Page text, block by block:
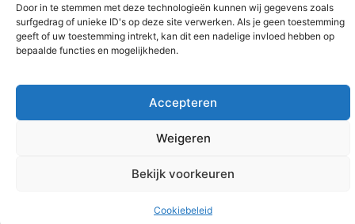
Door in te stemmen met deze technologieën kunnen wij gegevens zoals
surfgedrag of unieke ID's op deze site verwerken. Als je geen toestemming
geeft of uw toestemming intrekt, kan dit een nadelige invloed hebben op
bepaalde functies en mogelijkheden.
Accepteren
Weigeren
Bekijk voorkeuren
Cookiebeleid
Geld verdienen met je website: zo maak je van bezoekers inkomsten